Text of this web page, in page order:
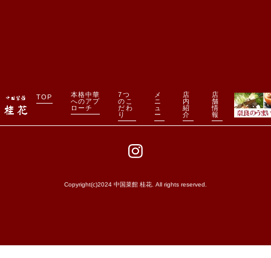
TOP
本格中華
へのアプ
ローチ
7つ
のこ
だわ
り
メ
ニ
ュ
ー
店
内
紹
介
店
舗
情
報
Copyright(c)2024 中国菜館 桂花. All rights reserved.